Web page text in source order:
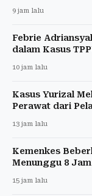
9 jam lalu
Febrie
dalam Kasus
10 jam lalu
Kasus Yurizal
Perawat dari
13 jam lalu
Kemenkes
Menunggu 8 Jam
15 jam lalu